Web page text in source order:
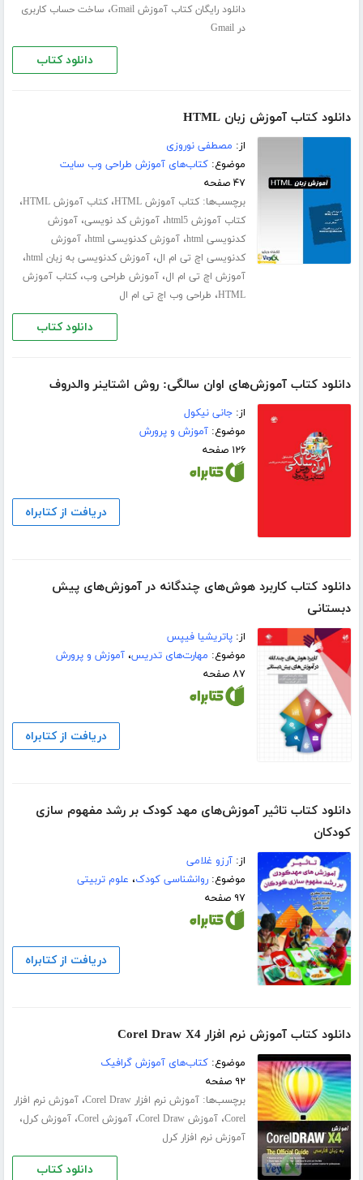
دانلود رایگان کتاب آموزش Gmail ، ساخت حساب کاربری
در Gmail
دانلود کتاب
دانلود کتاب آموزش زبان HTML
از: مصطفی نوروزی
موضوع:کتاب‌های آموزش طراحی وب سایت
۴۷ صفحه
برچسب‌ها:کتاب آموزش HTML ،کتاب آموزش HTML ،
کتاب آموزش html5 ،آموزش کد نویسی،آموزش
کدنویسی html
،آموزش کدنویسی html ،آموزش
کدنویسی اچ تی ام ال،آموزش کدنویسی به زبان html ،
آموزش اچ تی ام ال،آموزش طراحی وب،کتاب آموزش
HTML، طراحی وب اچ تی ام ال
دانلود کتاب
دانلود کتاب آموزش‌های اوان سالگی: روش اشتاینر والدروف
از:جانی نیکول
موضوع:آموزش و پرورش
۱۲۶ صفحه
دریافت از کتابراه
دانلود کتاب کاربرد هوش‌های چندگانه در آموزش‌های پیش
دبستانی
از:پاتریشیا فیپس
موضوع: مهارت‌های تدریس،آموزش و پرورش
۸۷ صفحه
دریافت از کتابراه
دانلود کتاب تاثیر آموزش‌های مهد کودک بر رشد مفهوم سازی
کودکان
از:آرزو غلامی
موضوع:روانشناسی کودک، علوم تربیتی
۹۷ صفحه
دریافت از کتابراه
دانلود کتاب آموزش نرم افزار Corel Draw X4
موضوع:کتاب‌های آموزش گرافیک
۹۲ صفحه
برچسب‌ها:آموزش نرم افزار Corel Draw ،آموزش نرم افزار
Corel،آموزش Corel Draw ،آموزش Corel ،آموزش کرل،
آموزش نرم افزار کرل
دانلود کتاب